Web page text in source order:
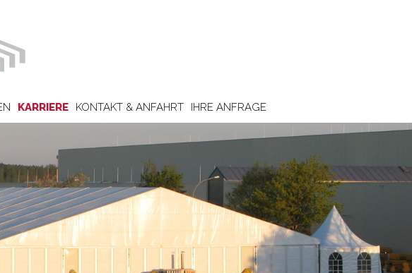
KARRIERE KONTAKT & ANFAHRT IHRE ANFRAGE